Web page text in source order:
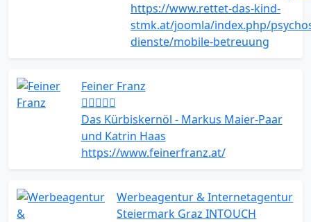
https://www.rettet-das-kind-
stmk.at/joomla/index.php/
dienste/mobile-betreuung
Feiner Franz
Das Kürbiskernöl - Markus Maier-Paar
und Katrin Haas
https://www.feinerfranz.at/
Werbeagentur & Internetagentur
Steiermark Graz INTOUCH